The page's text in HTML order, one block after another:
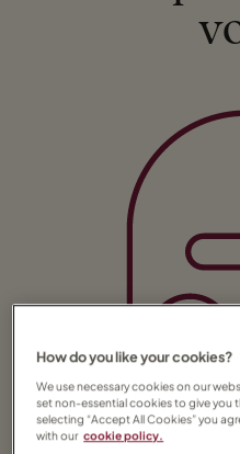
How do you like your cookies?
We use necessary cookies on our
set non-essential cookies to give you
selecting “Accept All Cookies” you
with our cookie policy.